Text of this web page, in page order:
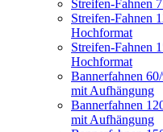
Streifen-Fahnen
Streifen-Fahnen
Hochformat
Streifen-Fahnen
Hochformat
Bannerfahnen
mit Aufhängung
Bannerfahnen
mit Aufhängung